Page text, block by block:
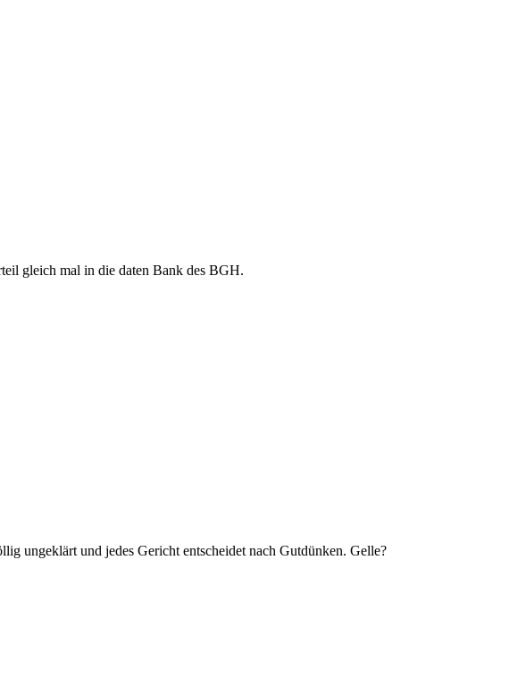
gleich mal in die daten Bank des BGH.
ungeklärt und jedes Gericht entscheidet nach Gutdünken. Gelle?